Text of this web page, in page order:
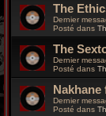
The
Dernier
Posté dans
The
Dernier
Posté dans
Dernier
Posté dans